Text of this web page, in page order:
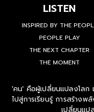
LISTEN
INSPIRED BY THE
PEOPLE PLAY
THE NEXT CHAPTER
THE MOMENT
'คน' คือผู้เปลี่ยนแปลงโลก
ไปสู่การเรียนรู้ การสร้างพ
เปลี่ยนแป